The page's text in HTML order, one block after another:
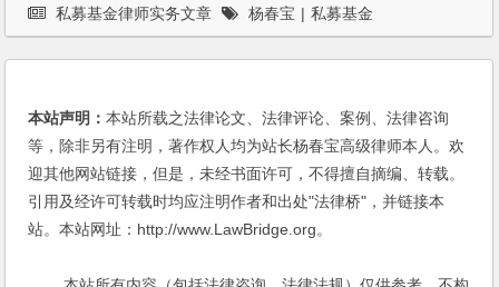
私募基金律师实务文章 杨春宝 | 私募基金
本站声明：本站所载之法律论文、法律评论、案例、法律咨询
等，除非另有注明，著作权人均为站长杨春宝高级律师本人。欢
迎其他网站链接，但是，未经书面许可，不得擅自摘编、转载。
引用及经许可转载时均应注明作者和出处"法律桥"，并链接本
站。本站网址：http://www.LawBridge.org。